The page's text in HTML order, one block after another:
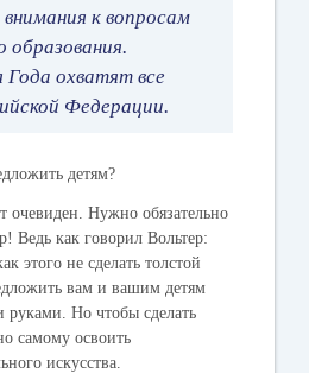
внимания к вопросам
образования.
охватят все
Федерации.
детям?
очевиден. Нужно обязательно
Ведь как говорил Вольтер:
этого не сделать толстой
вам и вашим детям
руками. Но чтобы сделать
самому освоить
искусства.